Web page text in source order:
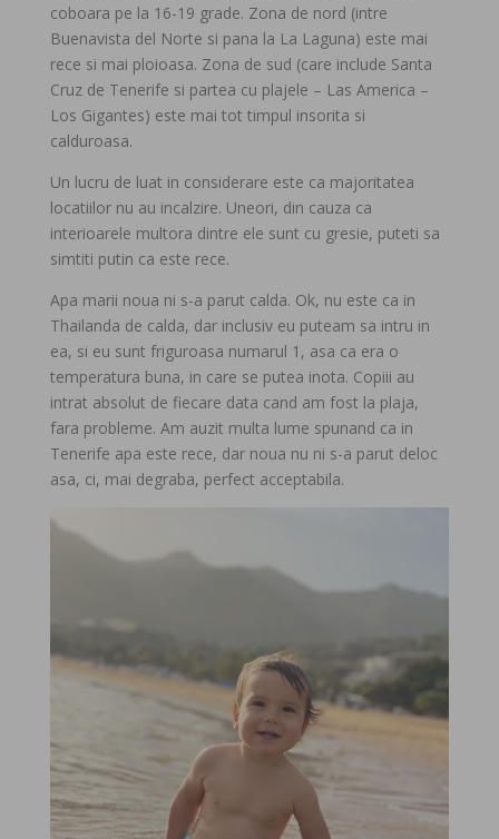
coboara pe la 16-19 grade. Zona de nord (intre
Buenavista del Norte si pana la La Laguna) este mai
rece si mai ploioasa. Zona de sud (care include Santa
Cruz de Tenerife si partea cu plajele – Las America –
Los Gigantes) este mai tot timpul insorita si
calduroasa.
Un lucru de luat in considerare este ca majoritatea
locatiilor nu au incalzire. Uneori, din cauza ca
interioarele multora dintre ele sunt cu gresie, puteti sa
simtiti putin ca este rece.
Apa marii noua ni s-a parut calda. Ok, nu este ca in
Thailanda de calda, dar inclusiv eu puteam sa intru in
ea, si eu sunt friguroasa numarul 1, asa ca era o
temperatura buna, in care se putea inota. Copiii au
intrat absolut de fiecare data cand am fost la plaja,
fara probleme. Am auzit multa lume spunand ca in
Tenerife apa este rece, dar noua nu ni s-a parut deloc
asa, ci, mai degraba, perfect acceptabila.